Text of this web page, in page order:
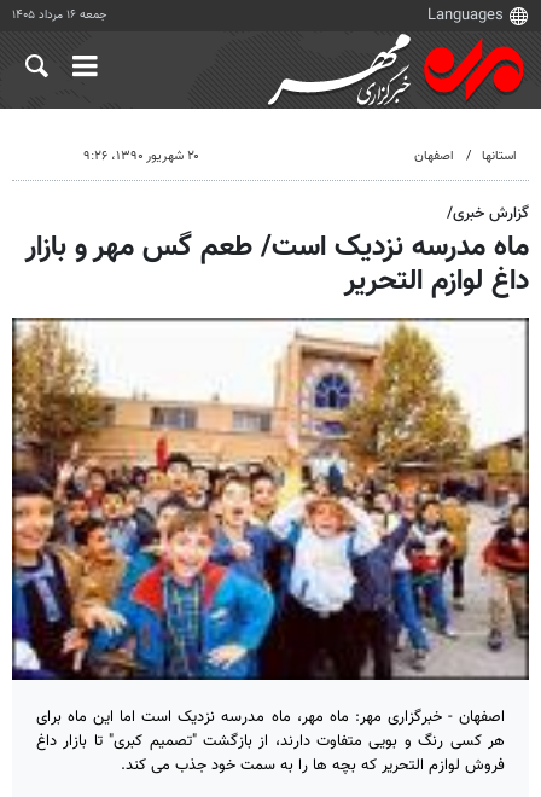
جمعه ۱۶ مرداد ۱۴۰۵
استانها اصفهان ۲۰ شهریور ۱۳۹۰، ۹:۲۶
گزارش خبری/
ماه مدرسه نزدیک است/ طعم گس مهر و بازار
داغ لوازم التحریر
اصفهان - خبرگزاری مهر: ماه مهر، ماه مدرسه نزدیک است اما این ماه برای
هر کسی رنگ و بویی متفاوت دارند، از بازگشت "تصمیم کبری" تا بازار داغ
فروش لوازم التحریر که بچه ها را به سمت خود جذب می کند.